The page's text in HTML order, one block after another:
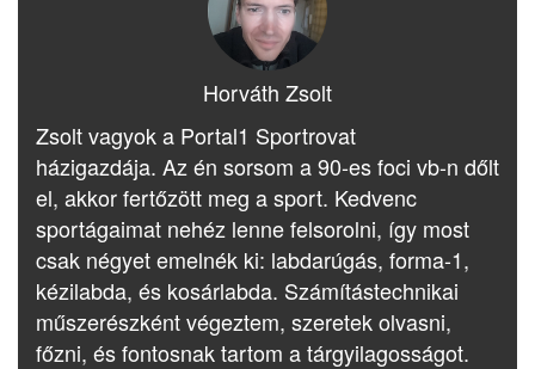
Horváth Zsolt
Zsolt vagyok a Portal1 Sportrovat
házigazdája. Az én sorsom a 90-es foci vb-n dőlt
el, akkor fertőzött meg a sport. Kedvenc
sportágaimat nehéz lenne felsorolni, így most
csak négyet emelnék ki: labdarúgás, forma-1,
kézilabda, és kosárlabda. Számítástechnikai
műszerészként végeztem, szeretek olvasni,
főzni, és fontosnak tartom a tárgyilagosságot.